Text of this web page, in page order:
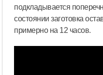
подкладывается
состоянии заготовка
примерно на 12 часов.